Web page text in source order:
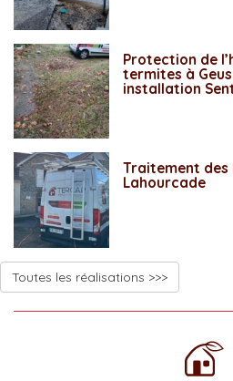
Protection de
termites à Geus
installation
Traitement des
Lahourcade
Toutes les réalisations >>>